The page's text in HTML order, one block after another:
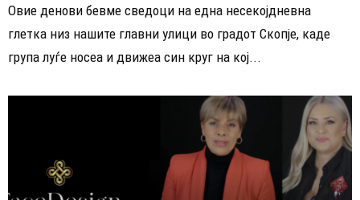
Овие денови бевме сведоци на една несекојдневна
глетка низ нашите главни улици во градот Скопје, каде
група луѓе носеа и движеа син круг на кој...